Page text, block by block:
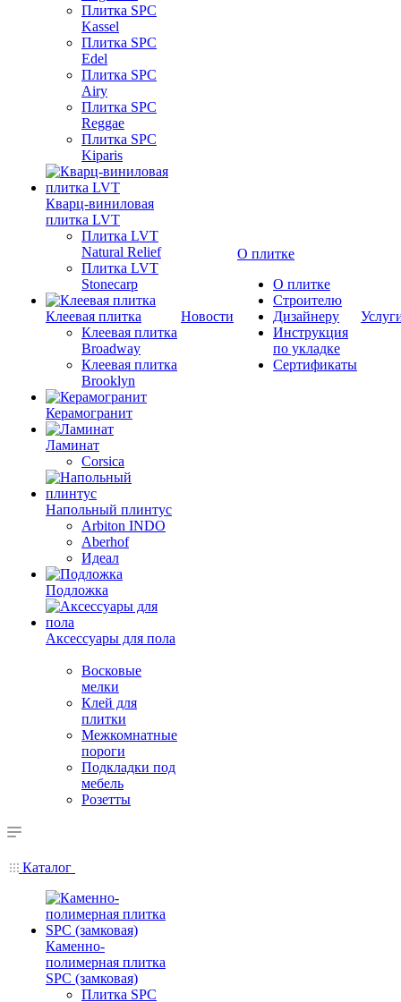
Плитка SPC
Kassel
Плитка SPC
Edel
Плитка SPC
Airy
Плитка SPC
Reggae
Плитка SPC
Kiparis
Кварц-виниловая
плитка LVT
Плитка LVT
Natural Relief
Плитка LVT
Stonecarp
Клеевая плитка
Клеевая плитка
Broadway
Клеевая плитка
Brooklyn
Керамогранит
Ламинат
Corsica
Напольный плинтус
Arbiton INDO
Aberhof
Идеал
Подложка
Аксессуары для пола
Восковые
мелки
Клей для
плитки
Межкомнатные
пороги
Подкладки под
мебель
Розетты
Новости
О плитке
О плитке
Строителю
Дизайнеру
Инструкция
по укладке
Сертификаты
Каталог
Каменно-
полимерная плитка
SPC (замковая)
Плитка SPC